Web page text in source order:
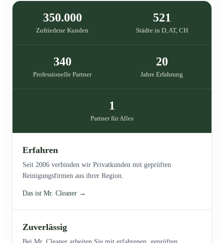
350.000
Zufriedene Kunden
521
Städte in D, AT, CH
340
Professionelle Partner
20
Jahre Erfahrung
1
Partner für Alles
Erfahren
Seit 2006 verbinden wir Privatkunden mit geprüften
Reinigungsfirmen aus ihrer Region.
Das ist Mr. Cleaner →
Zuverlässig